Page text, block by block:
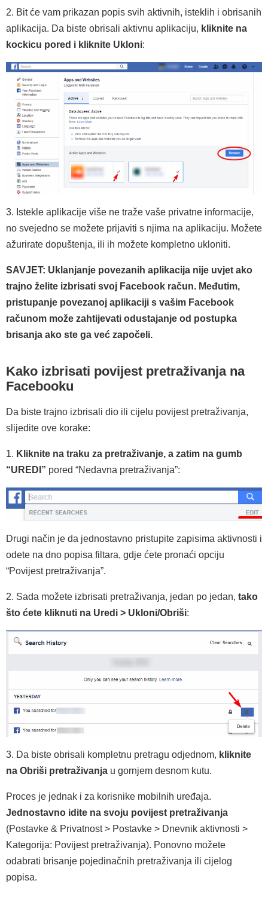
2. Bit će vam prikazan popis svih aktivnih, isteklih i obrisanih
aplikacija. Da biste obrisali aktivnu aplikaciju, kliknite na
kockicu pored i kliknite Ukloni:
3. Istekle aplikacije više ne traže vaše privatne informacije,
no svejedno se možete prijaviti s njima na aplikaciju. Možete
ažurirate dopuštenja, ili ih možete kompletno ukloniti.
SAVJET: Uklanjanje povezanih aplikacija nije uvjet ako
trajno želite izbrisati svoj Facebook račun. Međutim,
pristupanje povezanoj aplikaciji s vašim Facebook
računom može zahtijevati odustajanje od postupka
brisanja ako ste ga već započeli.
Kako izbrisati povijest pretraživanja na
Facebooku
Da biste trajno izbrisali dio ili cijelu povijest pretraživanja,
slijedite ove korake:
1. Kliknite na traku za pretraživanje, a zatim na gumb
“UREDI” pored “Nedavna pretraživanja”:
Drugi način je da jednostavno pristupite zapisima aktivnosti i
odete na dno popisa filtara, gdje ćete pronaći opciju
“Povijest pretraživanja”.
2. Sada možete izbrisati pretraživanja, jedan po jedan, tako
što ćete kliknuti na Uredi > Ukloni/Obriši:
3. Da biste obrisali kompletnu pretragu odjednom, kliknite
na Obriši pretraživanja u gornjem desnom kutu.
Proces je jednak i za korisnike mobilnih uređaja.
Jednostavno idite na svoju povijest pretraživanja
(Postavke & Privatnost > Postavke > Dnevnik aktivnosti >
Kategorija: Povijest pretraživanja). Ponovno možete
odabrati brisanje pojedinačnih pretraživanja ili cijelog
popisa.